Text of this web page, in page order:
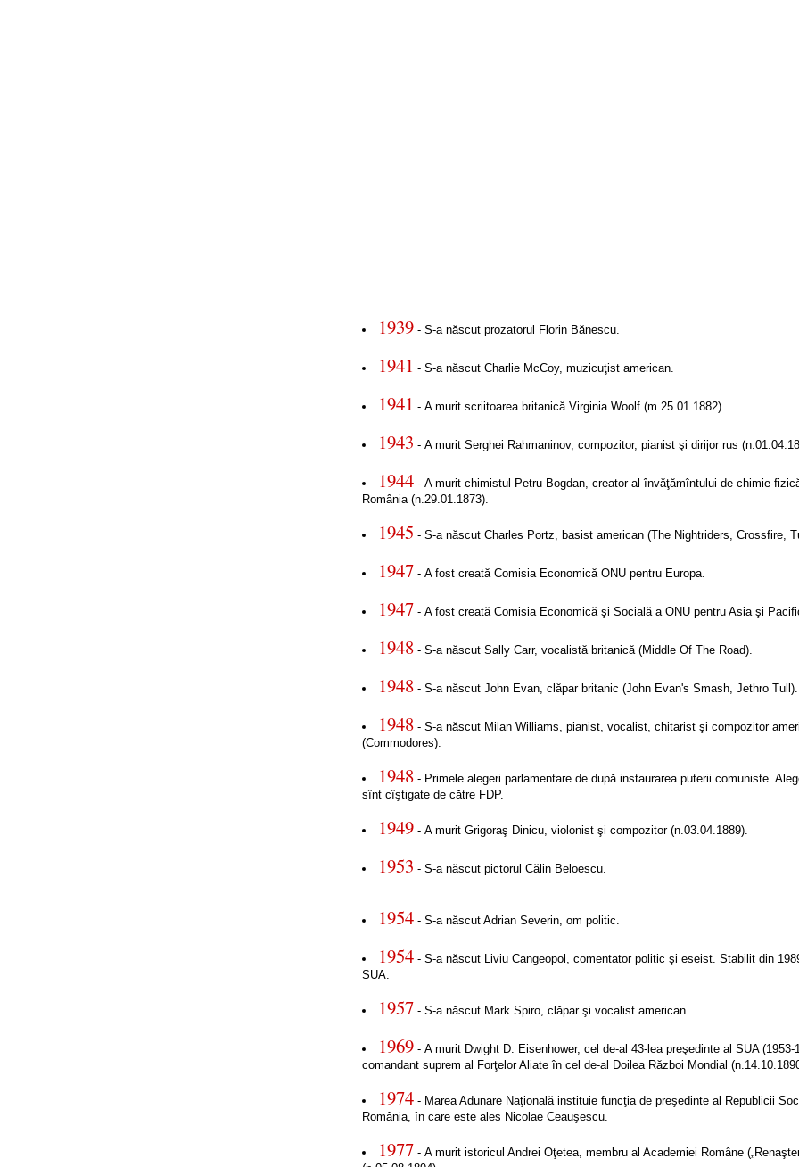
1939 - S-a născut prozatorul Florin Bănescu.
1941 - S-a născut Charlie McCoy, muzicuţist american.
1941 - A murit scriitoarea britanică Virginia Woolf (m.25.01.1882).
1943 - A murit Serghei Rahmaninov, compozitor, pianist şi dirijor rus
1944 - A murit chimistul Petru Bogdan, creator al învăţămîntului de chimie-
România (n.29.01.1873).
1945 - S-a născut Charles Portz, basist american (The Nightriders, Crossfire,
1947 - A fost creată Comisia Economică ONU pentru Europa.
1947 - A fost creată Comisia Economică şi Socială a ONU pentru Asia şi
1948 - S-a născut Sally Carr, vocalistă britanică (Middle Of The Road).
1948 - S-a născut John Evan, clăpar britanic (John Evan's Smash, Jethro Tull).
1948 - S-a născut Milan Williams, pianist, vocalist, chitarist şi compozitor
(Commodores).
1948 - Primele alegeri parlamentare de după instaurarea puterii comuniste.
sînt cîştigate de către FDP.
1949 - A murit Grigoraş Dinicu, violonist şi compozitor (n.03.04.1889).
1953 - S-a născut pictorul Călin Beloescu.
1954 - S-a născut Adrian Severin, om politic.
1954 - S-a născut Liviu Cangeopol, comentator politic şi eseist. Stabilit din
SUA.
1957 - S-a născut Mark Spiro, clăpar şi vocalist american.
1969 - A murit Dwight D. Eisenhower, cel de-al 43-lea preşedinte al SUA (1953-
comandant suprem al Forţelor Aliate în cel de-al Doilea Război Mondial
1974 - Marea Adunare Naţională instituie funcţia de preşedinte al Republicii
România, în care este ales Nicolae Ceauşescu.
1977 - A murit istoricul Andrei Oţetea, membru al Academiei Române